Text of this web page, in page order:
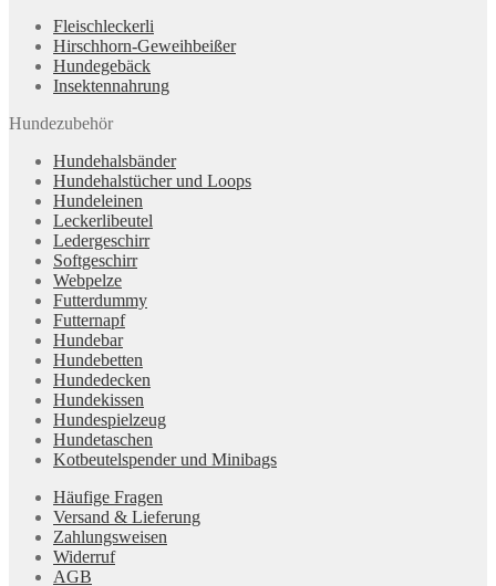
Fleischleckerli
Hirschhorn-Geweihbeißer
Hundegebäck
Insektennahrung
Hundezubehör
Hundehalsbänder
Hundehalstücher und Loops
Hundeleinen
Leckerlibeutel
Ledergeschirr
Softgeschirr
Webpelze
Futterdummy
Futternapf
Hundebar
Hundebetten
Hundedecken
Hundekissen
Hundespielzeug
Hundetaschen
Kotbeutelspender und Minibags
Häufige Fragen
Versand & Lieferung
Zahlungsweisen
Widerruf
AGB